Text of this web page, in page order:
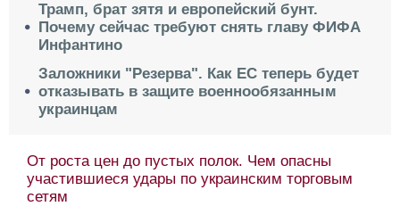
Трамп, брат зятя и европейский бунт.
Почему сейчас требуют снять главу ФИФА
Инфантино
Заложники "Резерва". Как ЕС теперь будет
отказывать в защите военнообязанным
украинцам
От роста цен до пустых полок. Чем опасны
участившиеся удары по украинским торговым
сетям